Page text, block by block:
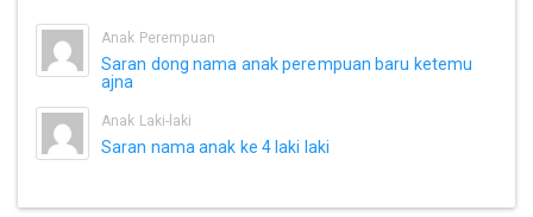
Anak Perempuan
Saran dong nama anak perempuan baru ketemu
ajna
Anak Laki-laki
Saran nama anak ke 4 laki laki